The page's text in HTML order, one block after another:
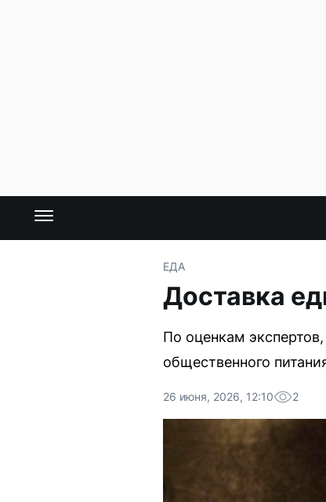
ЕДА
Доставка
По оценкам
общественного
26 июня, 2026, 12:10 2